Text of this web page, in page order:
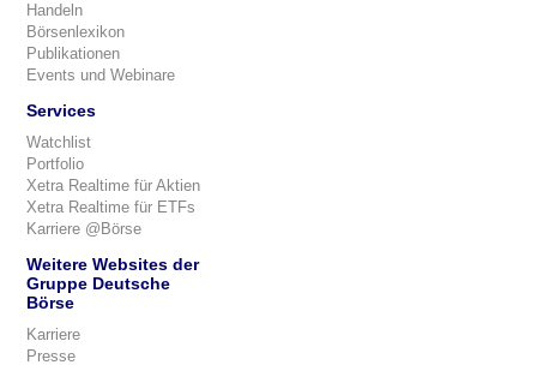
Handeln
Börsenlexikon
Publikationen
Events und Webinare
Services
Watchlist
Portfolio
Xetra Realtime für Aktien
Xetra Realtime für ETFs
Karriere @Börse
Weitere Websites der
Gruppe Deutsche
Börse
Karriere
Presse